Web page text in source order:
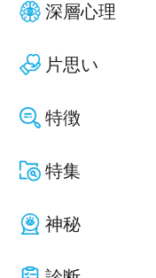
深層心理
片思い
特徴
特集
神秘